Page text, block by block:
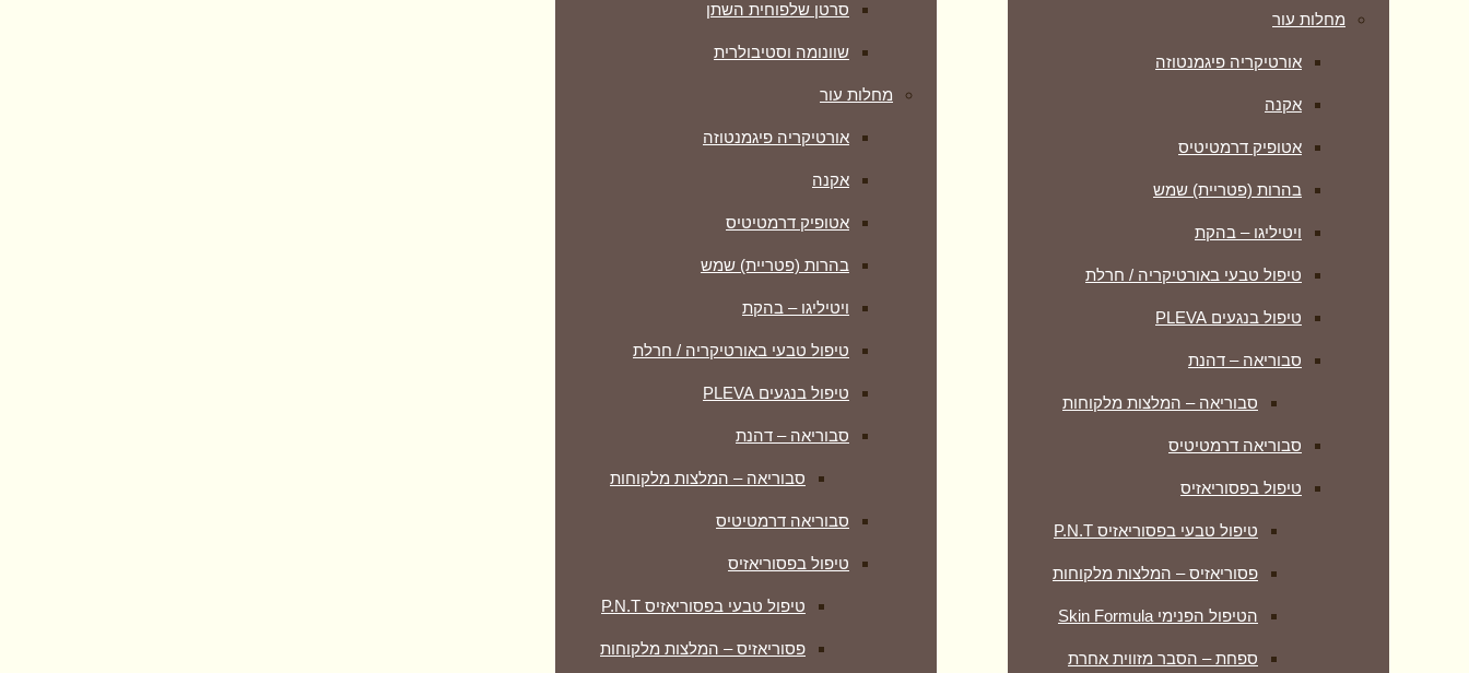
מחלות עור
אורטיקריה פיגמנטוזה
אקנה
אטופיק דרמטיטיס
בהרות (פטריית) שמש
ויטיליגו – בהקת
טיפול טבעי באורטיקריה / חרלת
טיפול בנגעים PLEVA
סבוריאה – דהנת
סבוריאה – המלצות מלקוחות
סבוריאה דרמטיטיס
טיפול בפסוריאזיס
טיפול טבעי בפסוריאזיס P.N.T
פסוריאזיס – המלצות מלקוחות
הטיפול הפנימי Skin Formula
ספחת – הסבר מזווית אחרת
סרטן שלפוחית השתן
שוונומה וסטיבולרית
מחלות עור
אורטיקריה פיגמנטוזה
אקנה
אטופיק דרמטיטיס
בהרות (פטריית) שמש
ויטיליגו – בהקת
טיפול טבעי באורטיקריה / חרלת
טיפול בנגעים PLEVA
סבוריאה – דהנת
סבוריאה – המלצות מלקוחות
סבוריאה דרמטיטיס
טיפול בפסוריאזיס
טיפול טבעי בפסוריאזיס P.N.T
פסוריאזיס – המלצות מלקוחות